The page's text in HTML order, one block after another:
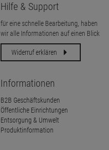
Hilfe & Support
für eine schnelle Bearbeitung, haben
wir alle Informationen auf einen Blick
Widerruf erklären
Informationen
B2B Geschäftskunden
Öffentliche Einrichtungen
Entsorgung & Umwelt
Produktinformation